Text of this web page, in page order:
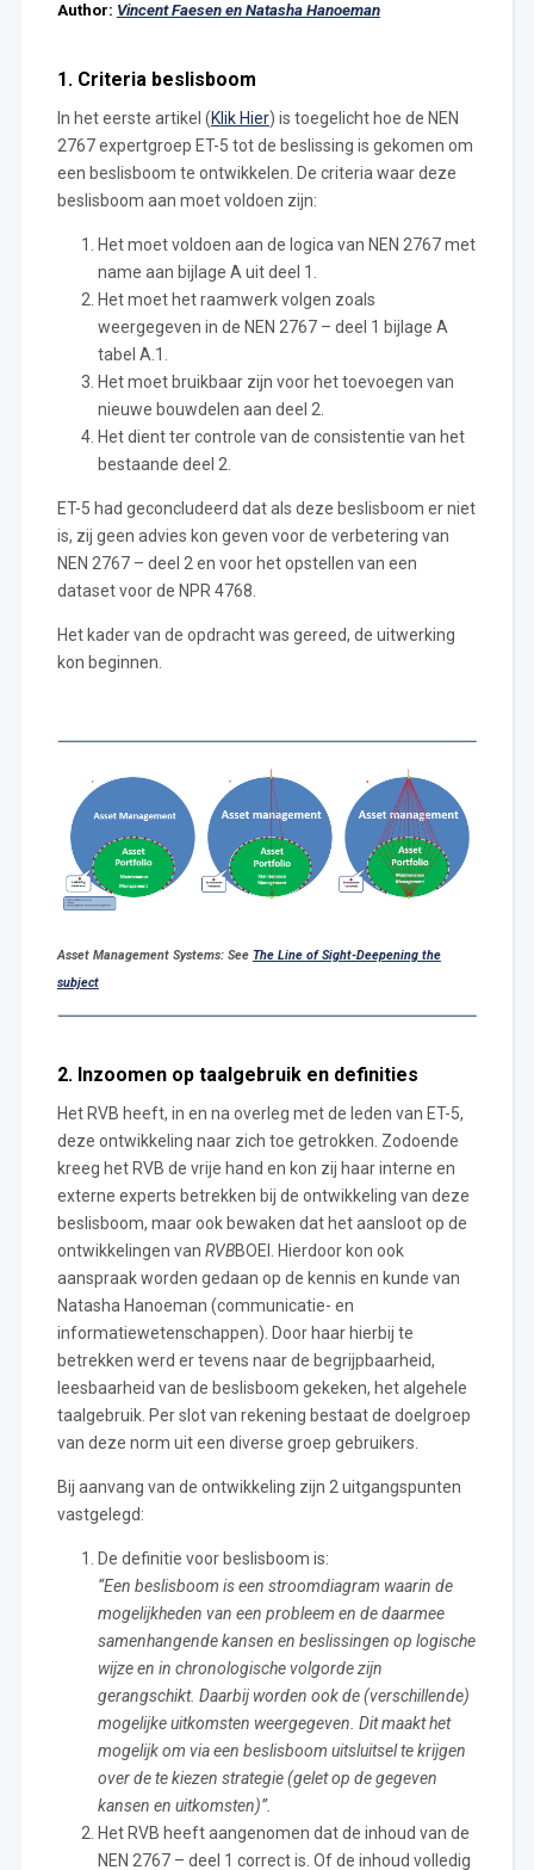
Author: Vincent Faesen en Natasha Hanoeman
1. Criteria beslisboom
In het eerste artikel (Klik Hier) is toegelicht hoe de NEN
2767 expertgroep ET-5 tot de beslissing is gekomen om
een beslisboom te ontwikkelen. De criteria waar deze
beslisboom aan moet voldoen zijn:
Het moet voldoen aan de logica van NEN 2767 met
name aan bijlage A uit deel 1.
Het moet het raamwerk volgen zoals
weergegeven in de NEN 2767 – deel 1 bijlage A
tabel A.1.
Het moet bruikbaar zijn voor het toevoegen van
nieuwe bouwdelen aan deel 2.
Het dient ter controle van de consistentie van het
bestaande deel 2.
ET-5 had geconcludeerd dat als deze beslisboom er niet
is, zij geen advies kon geven voor de verbetering van
NEN 2767 – deel 2 en voor het opstellen van een
dataset voor de NPR 4768.
Het kader van de opdracht was gereed, de uitwerking
kon beginnen.
Asset Management Systems: See The Line of Sight-Deepening the
subject
2. Inzoomen op taalgebruik en definities
Het RVB heeft, in en na overleg met de leden van ET-5,
deze ontwikkeling naar zich toe getrokken. Zodoende
kreeg het RVB de vrije hand en kon zij haar interne en
externe experts betrekken bij de ontwikkeling van deze
beslisboom, maar ook bewaken dat het aansloot op de
ontwikkelingen van RVBBOEI. Hierdoor kon ook
aanspraak worden gedaan op de kennis en kunde van
Natasha Hanoeman (communicatie- en
informatiewetenschappen). Door haar hierbij te
betrekken werd er tevens naar de begrijpbaarheid,
leesbaarheid van de beslisboom gekeken, het algehele
taalgebruik. Per slot van rekening bestaat de doelgroep
van deze norm uit een diverse groep gebruikers.
Bij aanvang van de ontwikkeling zijn 2 uitgangspunten
vastgelegd:
De definitie voor beslisboom is:
“Een beslisboom is een stroomdiagram waarin de
mogelijkheden van een probleem en de daarmee
samenhangende kansen en beslissingen op logische
wijze en in chronologische volgorde zijn
gerangschikt. Daarbij worden ook de (verschillende)
mogelijke uitkomsten weergegeven. Dit maakt het
mogelijk om via een beslisboom uitsluitsel te krijgen
over de te kiezen strategie (gelet op de gegeven
kansen en uitkomsten)”.
Het RVB heeft aangenomen dat de inhoud van de
NEN 2767 – deel 1 correct is. Of de inhoud volledig